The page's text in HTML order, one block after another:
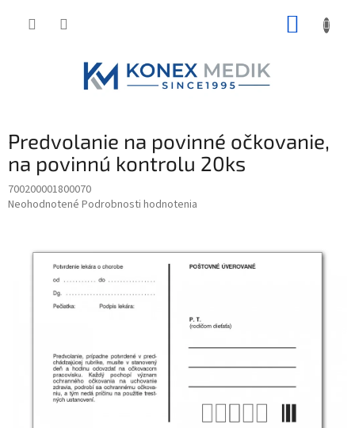
Predvolanie na povinné očkovanie,
na povinnú kontrolu 20ks
700200001800070
Priemerné
hviezdičiek.
Neohodnotené Podrobnosti hodnotenia